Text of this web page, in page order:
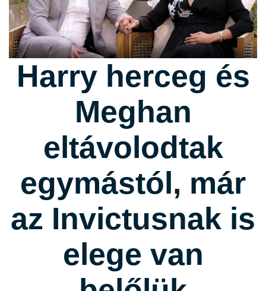
Harry herceg és
Meghan
eltávolodtak
egymástól, már
az Invictusnak is
elege van